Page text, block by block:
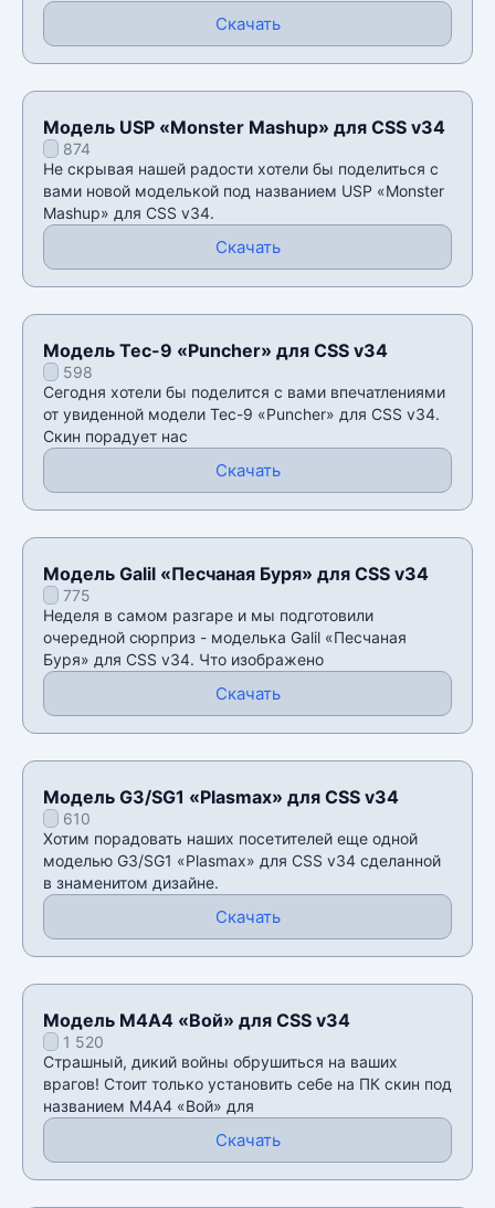
Скачать
Модель USP «Monster Mashup» для CSS v34
874
Не скрывая нашей радости хотели бы поделиться с
вами новой моделькой под названием USP «Monster
Mashup» для CSS v34.
Скачать
Модель Tec-9 «Puncher» для CSS v34
598
Сегодня хотели бы поделится с вами впечатлениями
от увиденной модели Tec-9 «Puncher» для CSS v34.
Скин порадует нас
Скачать
Модель Galil «Песчаная Буря» для CSS v34
775
Неделя в самом разгаре и мы подготовили
очередной сюрприз - моделька Galil «Песчаная
Буря» для CSS v34. Что изображено
Скачать
Модель G3/SG1 «Plasmax» для CSS v34
610
Хотим порадовать наших посетителей еще одной
моделью G3/SG1 «Plasmax» для CSS v34 сделанной
в знаменитом дизайне.
Скачать
Модель М4А4 «Вой» для CSS v34
1 520
Страшный, дикий войны обрушиться на ваших
врагов! Стоит только установить себе на ПК скин под
названием М4А4 «Вой» для
Скачать